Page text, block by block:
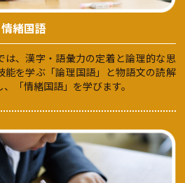
緒国語
は、漢字・語彙力の定着と論理的な思
能を学ぶ「論理国語」と物語文の読解
「情緒国語」を学びます。